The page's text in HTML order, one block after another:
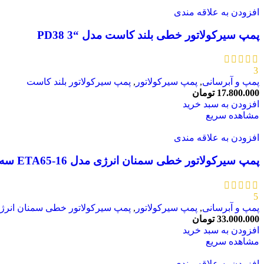
افزودن به علاقه مندی
پمپ سیرکولاتور خطی بلند کاست مدل “PD38 3
3
پمپ و آبرسانی, پمپ سیرکولاتور , پمپ سیرکولاتور بلند کاست
17.800.000 تومان
افزودن به سبد خرید
مشاهده سریع
افزودن به علاقه مندی
پمپ سیرکولاتور خطی سمنان انرژی مدل ETA65-16 سه فاز
5
پمپ و آبرسانی, پمپ سیرکولاتور , پمپ سیرکولاتور خطی سمنان
33.000.000 تومان
افزودن به سبد خرید
مشاهده سریع